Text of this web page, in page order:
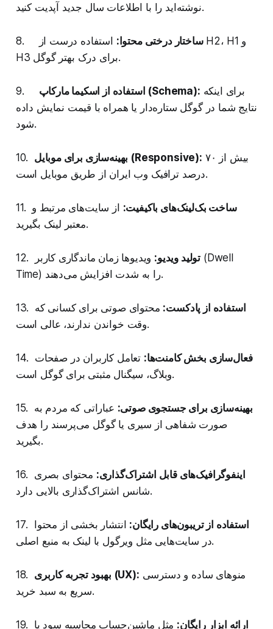
نوشته‌اید را با اطلاعات سال جدید آپدیت کنید.
8. ساختار درختی محتوا: استفاده درست از H2، H1 و
H3 برای درک بهتر گوگل.
9. استفاده از اسکیما مارکاپ (Schema):
نتایج شما در گوگل ستاره‌دار یا همراه با قیمت نمایش داده
شود.
10. بهینه‌سازی برای موبایل (Responsive):
درصد ترافیک وب ایران از طریق موبایل است.
11. ساخت بک‌لینک‌های باکیفیت: از سایت‌های مرتبط و
معتبر لینک بگیرید.
12. تولید ویدیو: ویدیوها زمان ماندگاری کاربر (Dwell
Time) را به شدت افزایش می‌دهند.
13. استفاده از پادکست: محتوای صوتی برای کسانی که
وقت خواندن ندارند، عالی است.
14. فعال‌سازی بخش کامنت‌ها: تعامل کاربران در صفحات
وبلاگ، سیگنال مثبتی برای گوگل است.
15. بهینه‌سازی برای جستجوی صوتی: عباراتی که مردم به
صورت شفاهی از سیری یا گوگل می‌پرسند را هدف
بگیرید.
16. اینفوگرافیک‌های قابل اشتراک‌گذاری: محتوای بصری
شانس اشتراک‌گذاری بالایی دارد.
17. استفاده از تریبون‌های رایگان: انتشار بخشی از محتوا
در سایت‌هایی مثل ویرگول با لینک به منبع اصلی.
18. بهبود تجربه کاربری (UX):
سریع به سبد خرید.
19. ارائه ابزار رایگان: مثل ماشین‌حساب محاسبه سود یا